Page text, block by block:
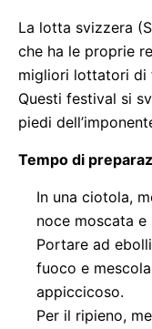
La lotta svizzera
che ha le proprie
migliori lottatori di
Questi festival si
piedi
Tempo di
In una ciotola,
noce moscata
Portare ad
fuoco e
appiccicoso.
Per il ripieno,